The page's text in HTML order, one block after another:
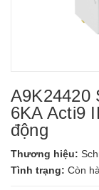
A9K24420
6KA Acti9
động
Thương hiệu:
Tình trạng: Còn